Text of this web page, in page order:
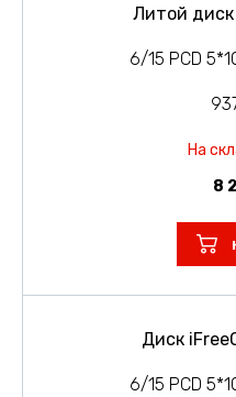
Литой диск
6/15 PCD
На
8
Диск
6/15 PCD